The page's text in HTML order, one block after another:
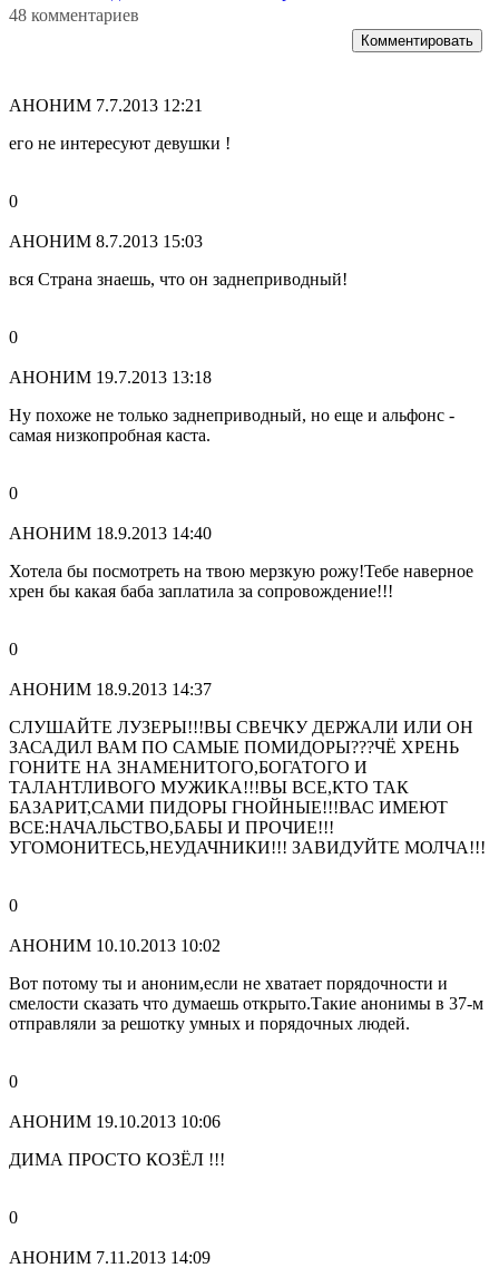
48 комментариев
Комментировать
АНОНИМ 7.7.2013 12:21
его не интересуют девушки !
0
АНОНИМ 8.7.2013 15:03
вся Страна знаешь, что он заднеприводный!
0
АНОНИМ 19.7.2013 13:18
Ну похоже не только заднеприводный, но еще и альфонс -
самая низкопробная каста.
0
АНОНИМ 18.9.2013 14:40
Хотела бы посмотреть на твою мерзкую рожу!Тебе наверное
хрен бы какая баба заплатила за сопровождение!!!
0
АНОНИМ 18.9.2013 14:37
СЛУШАЙТЕ ЛУЗЕРЫ!!!ВЫ СВЕЧКУ ДЕРЖАЛИ ИЛИ ОН
ЗАСАДИЛ ВАМ ПО САМЫЕ ПОМИДОРЫ???ЧЁ ХРЕНЬ
ГОНИТЕ НА ЗНАМЕНИТОГО,БОГАТОГО И
ТАЛАНТЛИВОГО МУЖИКА!!!ВЫ ВСЕ,КТО ТАК
БАЗАРИТ,САМИ ПИДОРЫ ГНОЙНЫЕ!!!ВАС ИМЕЮТ
ВСЕ:НАЧАЛЬСТВО,БАБЫ И ПРОЧИЕ!!!
УГОМОНИТЕСЬ,НЕУДАЧНИКИ!!! ЗАВИДУЙТЕ МОЛЧА!!!
0
АНОНИМ 10.10.2013 10:02
Вот потому ты и аноним,если не хватает порядочности и
смелости сказать что думаешь открыто.Такие анонимы в 37-м
отправляли за решотку умных и порядочных людей.
0
АНОНИМ 19.10.2013 10:06
ДИМА ПРОСТО КОЗЁЛ !!!
0
АНОНИМ 7.11.2013 14:09